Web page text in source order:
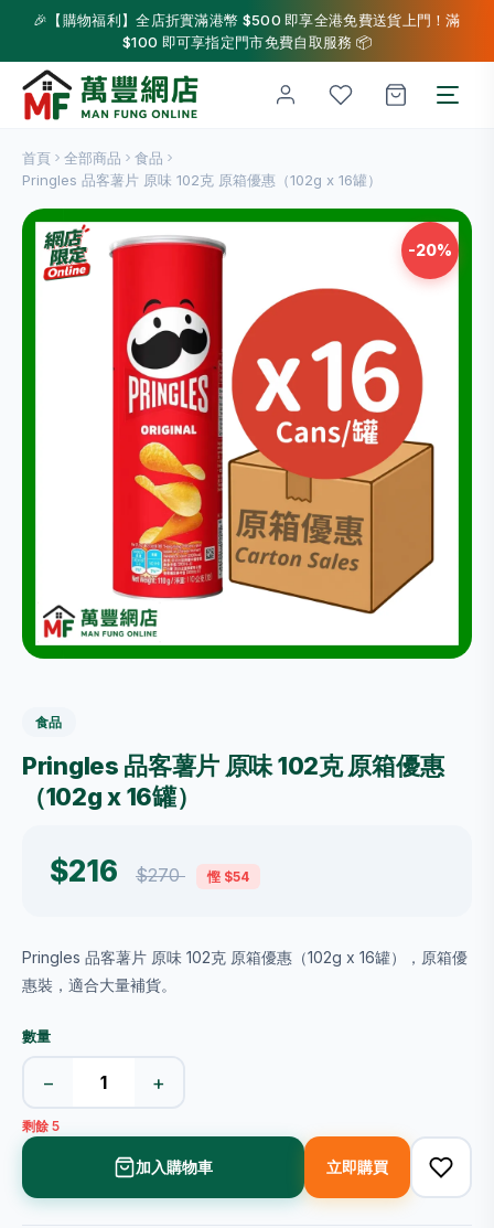
🎉【購物福利】全店折實滿港幣 $500 即享全港免費送貨上門！滿
$100 即可享指定門市免費自取服務 📦
首頁 全部商品
食品
Pringles 品客薯片 原味 102克 原箱優惠（102g x 16罐）
-20%
食品
Pringles 品客薯片 原味 102克 原箱優惠
（102g x 16罐）
$216 $270 慳 $54
Pringles 品客薯片 原味 102克 原箱優惠（102g x 16罐），原箱優
惠裝，適合大量補貨。
數量
− +
剩餘 5
加入購物車 立即購買